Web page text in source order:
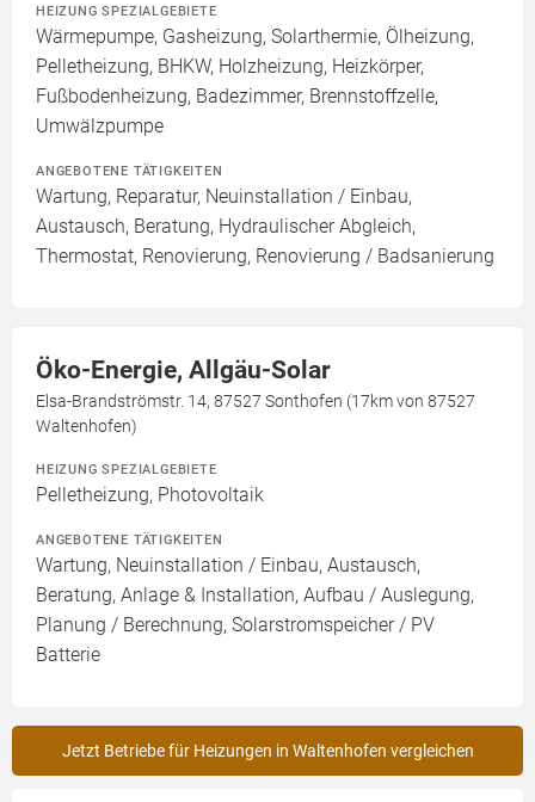
HEIZUNG SPEZIALGEBIETE
Wärmepumpe, Gasheizung, Solarthermie, Ölheizung,
Pelletheizung, BHKW, Holzheizung, Heizkörper,
Fußbodenheizung, Badezimmer, Brennstoffzelle,
Umwälzpumpe
ANGEBOTENE TÄTIGKEITEN
Wartung, Reparatur, Neuinstallation / Einbau,
Austausch, Beratung, Hydraulischer Abgleich,
Thermostat, Renovierung, Renovierung / Badsanierung
Öko-Energie, Allgäu-Solar
Elsa-Brandströmstr. 14, 87527 Sonthofen (17km von 87527
Waltenhofen)
HEIZUNG SPEZIALGEBIETE
Pelletheizung, Photovoltaik
ANGEBOTENE TÄTIGKEITEN
Wartung, Neuinstallation / Einbau, Austausch,
Beratung, Anlage & Installation, Aufbau / Auslegung,
Planung / Berechnung, Solarstromspeicher / PV
Batterie
Jetzt Betriebe für Heizungen in Waltenhofen vergleichen